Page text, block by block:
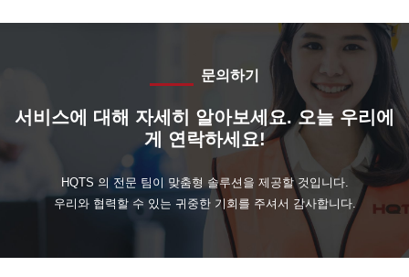
문의하기
서비스에 대해 자세히 알아보세요. 오늘 우리에
게 연락하세요!
HQTS 의 전문 팀이 맞춤형 솔루션을 제공할 것입니다.
우리와 협력할 수 있는 귀중한 기회를 주셔서 감사합니다.